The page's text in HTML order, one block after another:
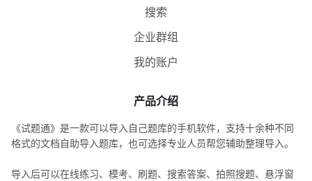
搜索
企业群组
我的账户
产品介绍
《试题通》是一款可以导入自己题库的手机软件，支持十余种不同
格式的文档自助导入题库，也可选择专业人员帮您辅助整理导入。
导入后可以在线练习、模考、刷题、搜索答案、拍照搜题、悬浮窗